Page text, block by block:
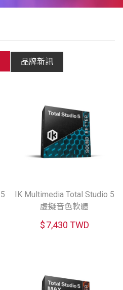
品牌新訊
IK Multimedia Total Studio 5
虛擬音色軟體
$7,430 TWD